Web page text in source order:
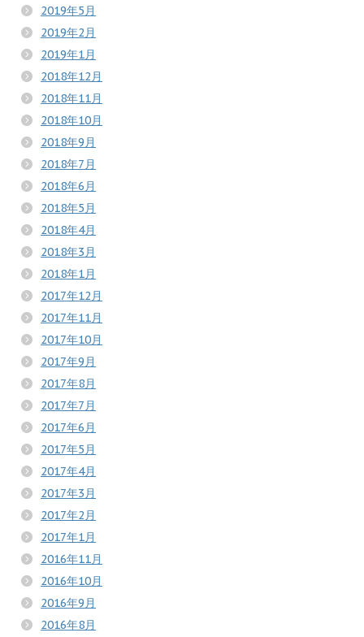
2019年5月
2019年2月
2019年1月
2018年12月
2018年11月
2018年10月
2018年9月
2018年7月
2018年6月
2018年5月
2018年4月
2018年3月
2018年1月
2017年12月
2017年11月
2017年10月
2017年9月
2017年8月
2017年7月
2017年6月
2017年5月
2017年4月
2017年3月
2017年2月
2017年1月
2016年11月
2016年10月
2016年9月
2016年8月